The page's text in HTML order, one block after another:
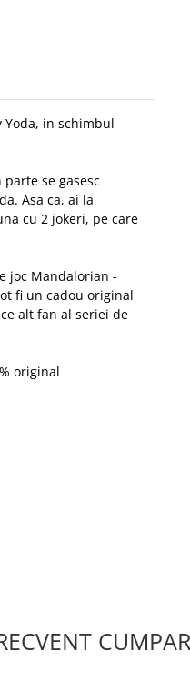
Yoda, in schimbul
se gasesc
Asa ca, ai la
cu 2 jokeri, pe care
joc Mandalorian -
fi un cadou original
alt fan al seriei de
original